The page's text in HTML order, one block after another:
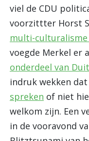
viel de CDU
voorzittter Horst
multi-culturalisme
voegde Merkel er
onderdeel van
indruk wekken
spreken of niet
welkom zijn. Een
in de vooravond